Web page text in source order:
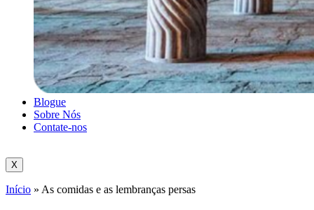
Blogue
Sobre Nós
Contate-nos
X
Início » As comidas e as lembranças persas